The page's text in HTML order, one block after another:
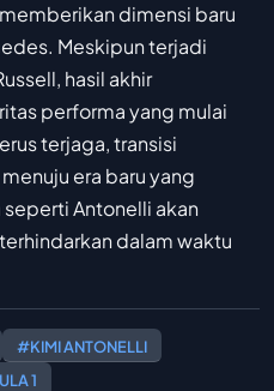
dimensi baru
Meskipun terjadi
hasil akhir
performa yang mulai
terjaga, transisi
era baru yang
Antonelli akan
dalam waktu
#KIMI ANTONELLI
1